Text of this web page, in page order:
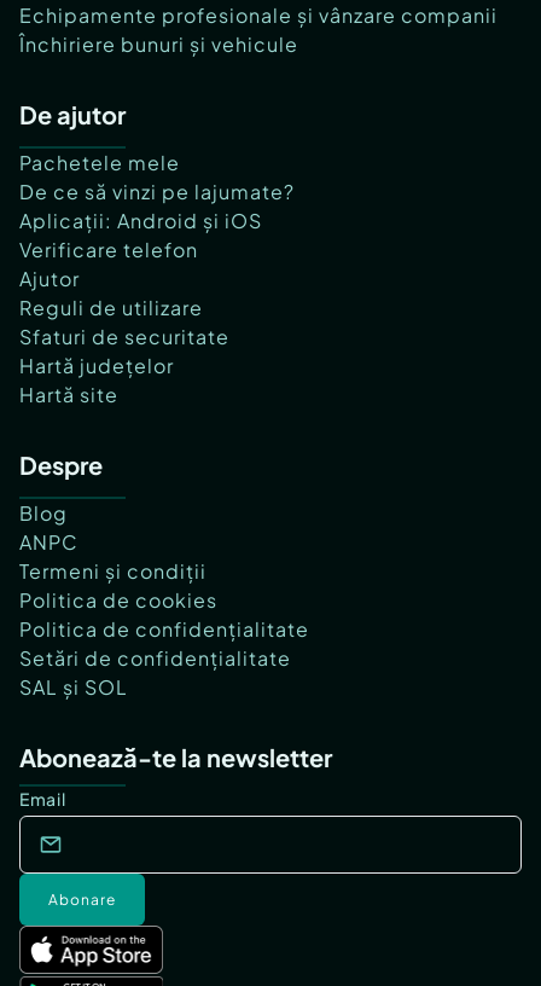
Echipamente profesionale și vânzare companii
Închiriere bunuri și vehicule
De ajutor
Pachetele mele
De ce să vinzi pe lajumate?
Aplicații: Android și iOS
Verificare telefon
Ajutor
Reguli de utilizare
Sfaturi de securitate
Hartă județelor
Hartă site
Despre
Blog
ANPC
Termeni și condiții
Politica de cookies
Politica de confidențialitate
Setări de confidențialitate
SAL și SOL
Abonează-te la newsletter
Email
Abonare